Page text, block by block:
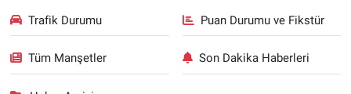
Trafik Durumu Puan Durumu ve Fikstür
Tüm Manşetler Son Dakika Haberleri